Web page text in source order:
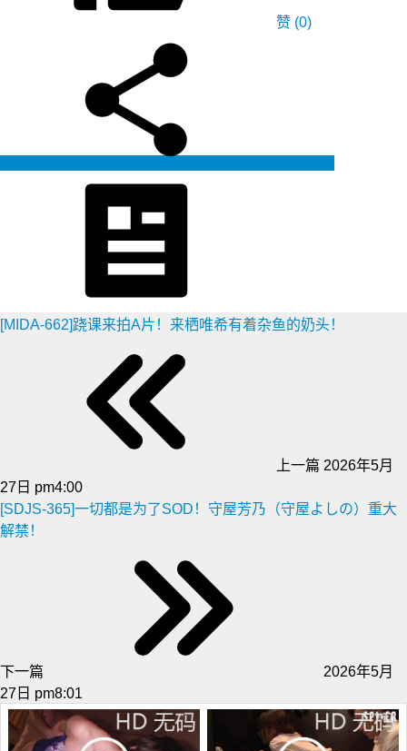
赞 (0)
[MIDA-662]跷课来拍A片！来栖唯希有着杂鱼的奶头！
上一篇 2026年5月
27日 pm4:00
[SDJS-365]一切都是为了SOD！守屋芳乃（守屋よしの）重大
解禁！
下一篇
2026年5月
27日 pm8:01